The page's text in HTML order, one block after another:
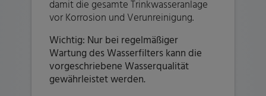
damit die gesamte Trinkwasseranlage
vor Korrosion und Verunreinigung.
Wichtig: Nur bei regelmäßiger
Wartung des Wasserfilters kann die
vorgeschriebene Wasserqualität
gewährleistet werden.